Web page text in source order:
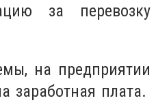
за перевозку
на предприятии
заработная плата.